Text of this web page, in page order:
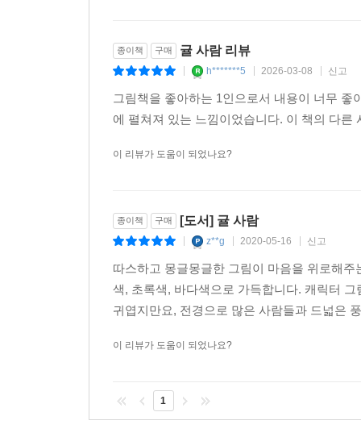
종이책 구매 귤 사람 리뷰
h*******5 2026-03-08 신고
그림책을 좋아하는 1인으로서 내용이 너무
에 펼쳐져 있는 느낌이었습니다. 이 책의 다
이 리뷰가 도움이 되었나요?
종이책 구매 [도서] 귤 사람
z**g 2020-05-16 신고
따스하고 몽글몽글한 그림이 마음을 위로해
색, 초록색, 바다색으로 가득합니다. 캐릭터
귀엽지만요, 전경으로 많은 사람들과 드넓은
이 리뷰가 도움이 되었나요?
1